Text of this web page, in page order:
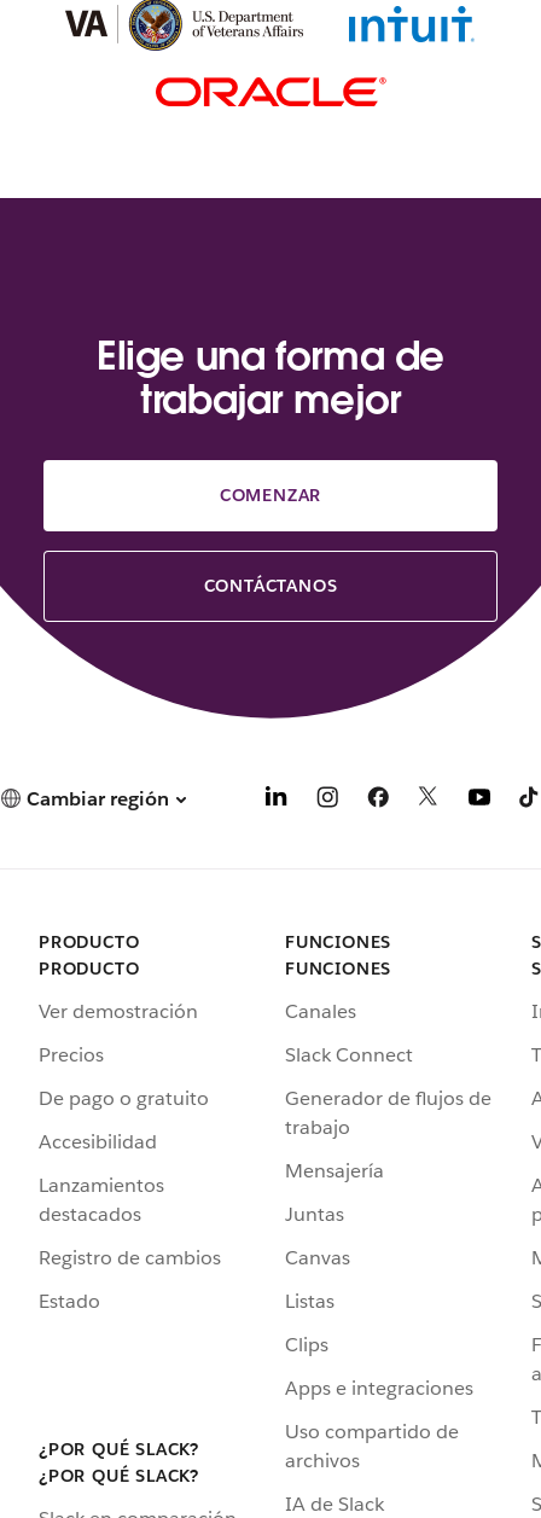
Elige una forma de
trabajar mejor
COMENZAR
CONTÁCTANOS
Cambiar región
PRODUCTO
PRODUCTO
Ver demostración
Precios
De pago o gratuito
Accesibilidad
Lanzamientos
destacados
Registro de cambios
Estado
¿POR QUÉ SLACK?
¿POR QUÉ SLACK?
FUNCIONES
FUNCIONES
Canales
Slack Connect
Generador de flujos de
trabajo
Mensajería
Juntas
Canvas
Listas
Clips
Apps e integraciones
Uso compartido de
archivos
IA de Slack